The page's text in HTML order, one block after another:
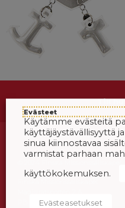
Till
PB 56, 00241 HELSINGFORS
Evästeet
Käytämme evästeitä
käyttäjäystävällisyyttä
sinua kiinnostavaa
varmistat parhaan
käyttökokemuksen.
Evästeasetukset